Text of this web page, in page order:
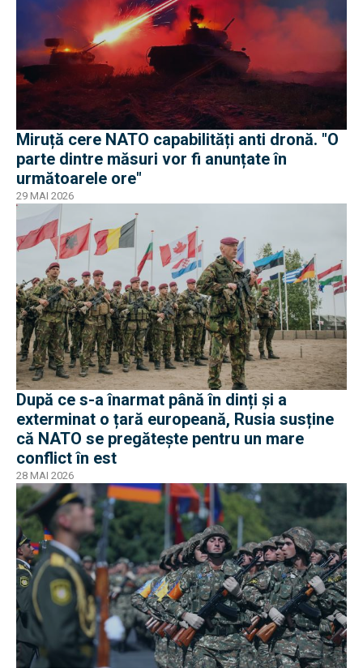
Miruță cere NATO capabilități anti dronă. "O
parte dintre măsuri vor fi anunțate în
următoarele ore"
29 MAI 2026
După ce s-a înarmat până în dinți și a
exterminat o țară europeană, Rusia susține
că NATO se pregătește pentru un mare
conflict în est
28 MAI 2026